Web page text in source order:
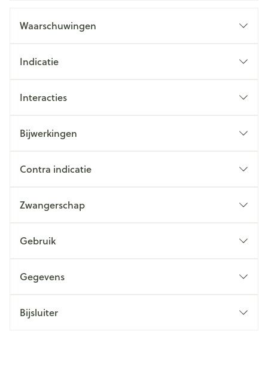
Waarschuwingen
Indicatie
Interacties
Bijwerkingen
Contra indicatie
Zwangerschap
Gebruik
Gegevens
Bijsluiter